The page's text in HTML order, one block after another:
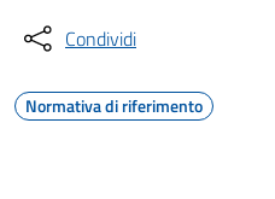
Condividi
Normativa di riferimento